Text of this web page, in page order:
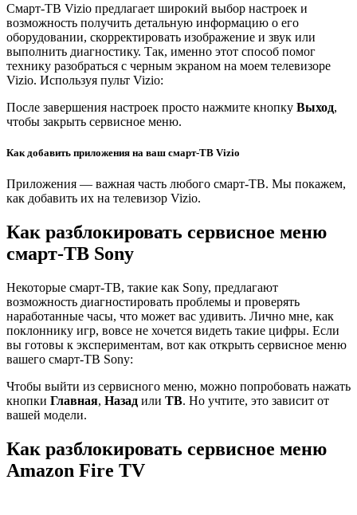
Смарт-ТВ Vizio предлагает широкий выбор настроек и
возможность получить детальную информацию о его
оборудовании, скорректировать изображение и звук или
выполнить диагностику. Так, именно этот способ помог
технику разобраться с черным экраном на моем телевизоре
Vizio. Используя пульт Vizio:
После завершения настроек просто нажмите кнопку Выход,
чтобы закрыть сервисное меню.
Как добавить приложения на ваш смарт-ТВ Vizio
Приложения — важная часть любого смарт-ТВ. Мы покажем,
как добавить их на телевизор Vizio.
Как разблокировать сервисное меню
смарт-ТВ Sony
Некоторые смарт-ТВ, такие как Sony, предлагают
возможность диагностировать проблемы и проверять
наработанные часы, что может вас удивить. Лично мне, как
поклоннику игр, вовсе не хочется видеть такие цифры. Если
вы готовы к экспериментам, вот как открыть сервисное меню
вашего смарт-ТВ Sony:
Чтобы выйти из сервисного меню, можно попробовать нажать
кнопки Главная, Назад или ТВ. Но учтите, это зависит от
вашей модели.
Как разблокировать сервисное меню
Amazon Fire TV